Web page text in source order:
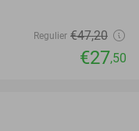
Regulier €47,20
€27,50